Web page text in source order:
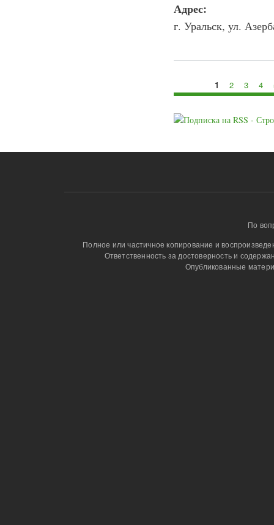
Адрес:
г. Уральск, ул.
Страницы
1 2 3 4
По
Полное или частичное копирование и
Ответственность за достоверность и
Опубликованные